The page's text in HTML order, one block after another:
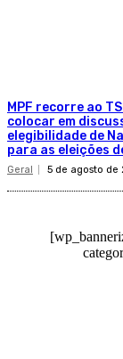
MPF recorre ao
colocar em
elegibilidade de
para as eleições
Geral 5 de agosto de